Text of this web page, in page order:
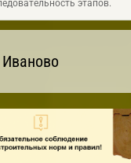
этапов.